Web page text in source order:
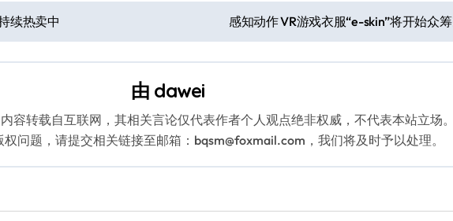
续热卖中 感知动作 VR游戏衣服“e-skin”将开始众筹
由 dawei
内容转载自互联网，其相关言论仅代表作者个人观点绝非权威，不代表本站立场。
问题，请提交相关链接至邮箱：bqsm@foxmail.com，我们将及时予以处理。